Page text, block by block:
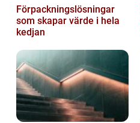
Förpackningslösningar
som skapar värde i hela
kedjan